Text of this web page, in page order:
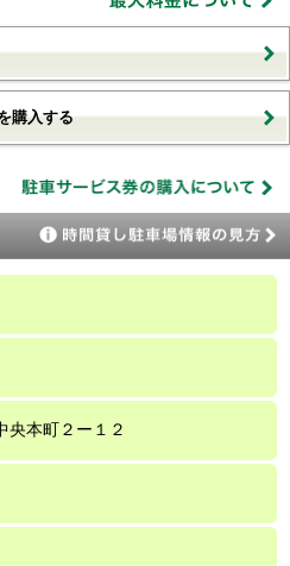
購入する
央本町２ー１２